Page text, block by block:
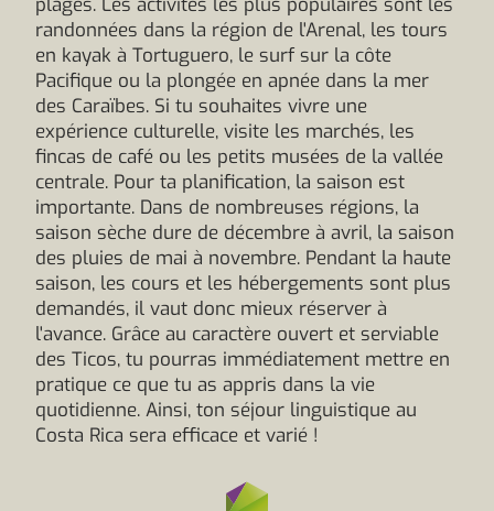
randonnées dans la région de l'Arenal, les tours
en kayak à Tortuguero, le surf sur la côte
Pacifique ou la plongée en apnée dans la mer
des Caraïbes. Si tu souhaites vivre une
expérience culturelle, visite les marchés, les
fincas de café ou les petits musées de la vallée
centrale. Pour ta planification, la saison est
importante. Dans de nombreuses régions, la
saison sèche dure de décembre à avril, la saison
des pluies de mai à novembre. Pendant la haute
saison, les cours et les hébergements sont plus
demandés, il vaut donc mieux réserver à
l'avance. Grâce au caractère ouvert et serviable
des Ticos, tu pourras immédiatement mettre en
pratique ce que tu as appris dans la vie
quotidienne. Ainsi, ton séjour linguistique au
Costa Rica sera efficace et varié !